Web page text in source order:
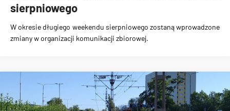
sierpniowego
W okresie długiego weekendu sierpniowego zostaną wprowadzone
zmiany w organizacji komunikacji zbiorowej.